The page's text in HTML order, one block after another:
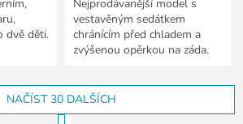
dvě děti.
Nejprodávanější model s
vestavěným sedátkem
chránícím před chladem a
zvýšenou opěrkou na záda.
NAČÍST 30 DALŠÍCH
S